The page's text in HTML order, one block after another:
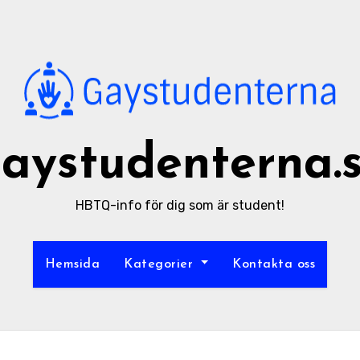
HBTQ-info för dig som är student!
Hemsida Kategorier Kontakta oss